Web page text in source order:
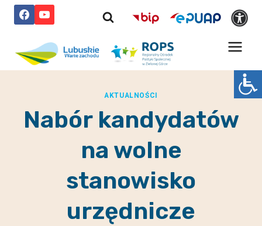
Przejdź
AKTUALNOŚCI
Nabór kandydatów
na wolne
stanowisko
urzędnicze